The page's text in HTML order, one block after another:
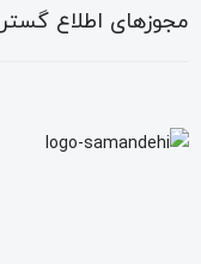
مجوزهای اطلاع گستر